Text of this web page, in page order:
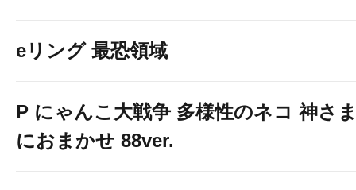
eリング 最恐領域
P にゃんこ大戦争 多様性のネコ 神さ
におまかせ 88ver.